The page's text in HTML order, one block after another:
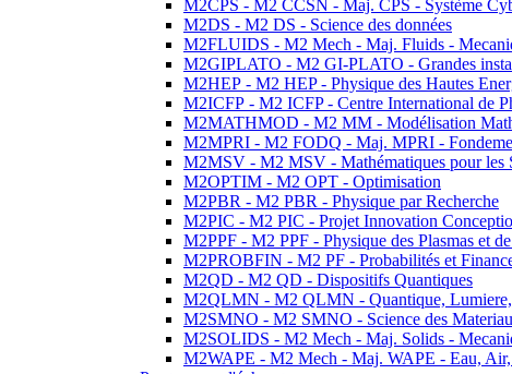
M2CPS - M2 CCSN - Maj. CPS - Système
M2DS - M2 DS - Science des données
M2FLUIDS - M2 Mech - Maj. Fluids -
M2GIPLATO - M2 GI-PLATO - Grandes
M2HEP - M2 HEP - Physique des Hautes
M2ICFP - M2 ICFP - Centre International de
M2MATHMOD - M2 MM - Modélisation
M2MPRI - M2 FODQ - Maj. MPRI -
M2MSV - M2 MSV - Mathématiques pour les
M2OPTIM - M2 OPT - Optimisation
M2PBR - M2 PBR - Physique par Recherche
M2PIC - M2 PIC - Projet Innovation
M2PPF - M2 PPF - Physique des Plasmas et
M2PROBFIN - M2 PF - Probabilités et
M2QD - M2 QD - Dispositifs Quantiques
M2QLMN - M2 QLMN - Quantique, Lumiere,
M2SMNO - M2 SMNO - Science des
M2SOLIDS - M2 Mech - Maj. Solids -
M2WAPE - M2 Mech - Maj. WAPE - Eau,